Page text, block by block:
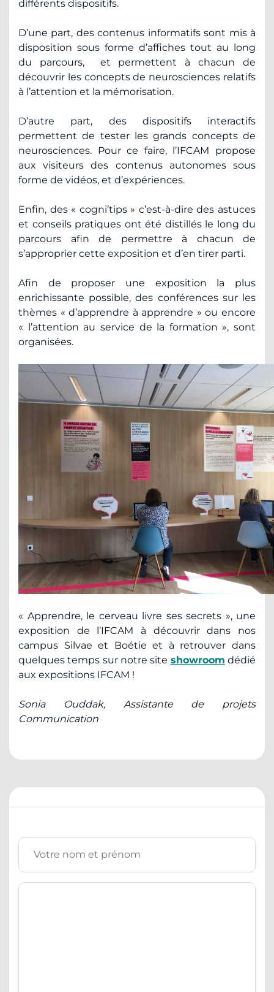
différents dispositifs.
D’une part, des contenus informatifs sont mis à
disposition sous forme d’affiches tout au long
du parcours, et permettent à chacun de
découvrir les concepts de neurosciences relatifs
à l’attention et la mémorisation.
D’autre part, des dispositifs interactifs
permettent de tester les grands concepts de
neurosciences. Pour ce faire, l’IFCAM propose
aux visiteurs des contenus autonomes sous
forme de vidéos, et d’expériences.
Enfin, des « cogni’tips » c’est-à-dire des astuces
et conseils pratiques ont été distillés le long du
parcours afin de permettre à chacun de
s’approprier cette exposition et d’en tirer parti.
Afin de proposer une exposition la plus
enrichissante possible, des conférences sur les
thèmes « d’apprendre à apprendre » ou encore
« l’attention au service de la formation », sont
organisées.
« Apprendre, le cerveau livre ses secrets », une
exposition de l’IFCAM à découvrir dans nos
campus Silvae et Boétie et à retrouver dans
quelques temps sur notre site showroom dédié
aux expositions IFCAM !
Sonia Ouddak, Assistante de projets
Communication